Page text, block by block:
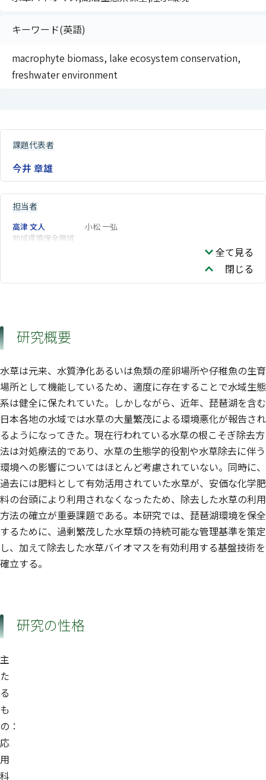
キーワード(英語)
macrophyte biomass, lake ecosystem conservation,
freshwater environment
課題代表者
今井 章雄
担当者
高津 文人
地域環境保全領域
小松 一弘
全て見る
閉じる
研究概要
水草は元来、水質浄化あるいは魚類の産卵場所や仔稚魚の生育
場所として機能しているため、適度に存在することで水域生態
系は健全に保たれていた。しかしながら、近年、琵琶湖を含む
日本各地の水域では水草の大量繁茂による環境悪化が報告され
るようになってきた。現在行われている水草の根こそぎ除去方
法は対処療法的であり、水草の生態学的役割や水草除去に伴う
環境への影響についてはほとんど考慮されていない。同時に、
過去には肥料として有効活用されていた水草が、安価な化学肥
料の台頭により利用されなくなったため、除去した水草の利用
方法の確立が重要課題である。本研究では、琵琶湖環境を保全
するために、過剰繁茂した水草類の持続可能な管理基準を策定
し、加えて除去した水草バイオマスを有効利用する基盤技術を
確立する。
研究の性格
主
た
る
も
の：
応
用
科